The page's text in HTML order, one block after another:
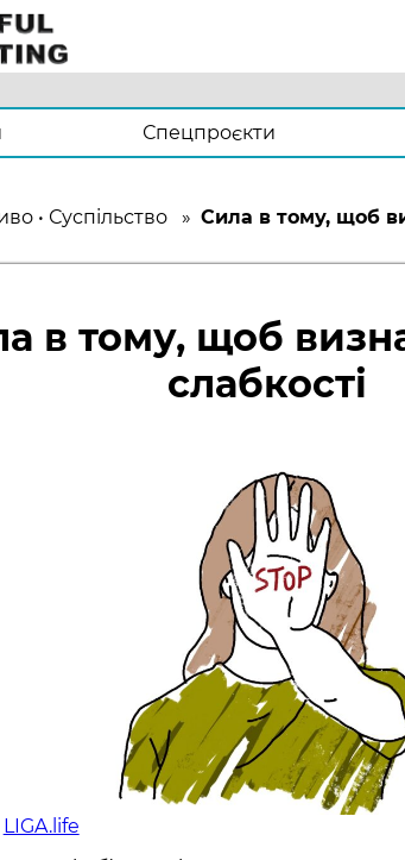
Спецпроєкти
• Суспільство » Сила в тому, щоб
в тому, щоб
слабкості
LIGA.life